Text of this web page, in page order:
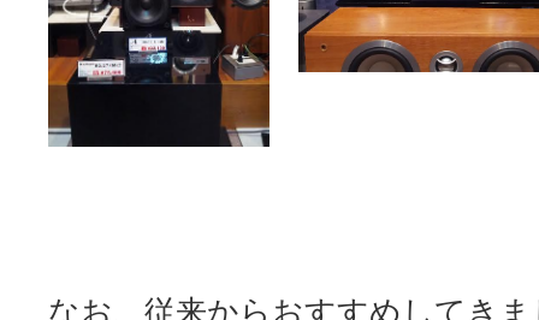
なお、従来からおすすめしてき